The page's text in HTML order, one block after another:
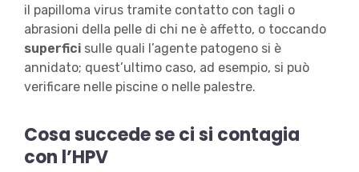
il papilloma virus tramite contatto con tagli o
abrasioni della pelle di chi ne è affetto, o toccando
superficisulle quali l’agente patogeno si è
annidato; quest’ultimo caso, ad esempio, si può
verificare nelle piscine o nelle palestre.
Cosa succede se ci si contagia
con l’HPV